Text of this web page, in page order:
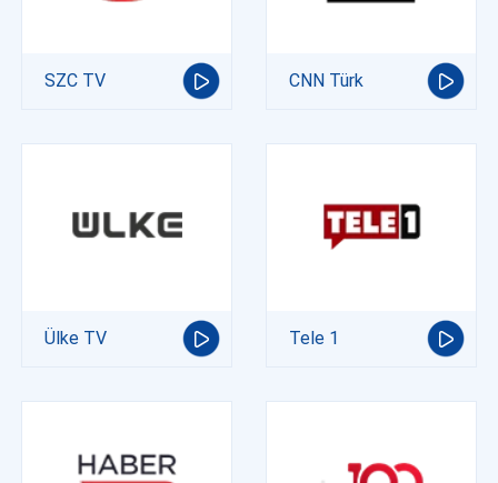
SZC TV CNN Türk
Ülke TV Tele 1